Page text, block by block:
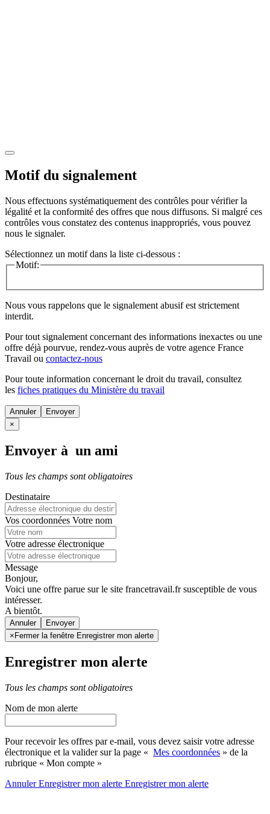
Motif du signalement
Nous effectuons systématiquement des contrôles pour vérifier la
légalité et la conformité des offres que nous diffusons. Si malgré ces
contrôles vous constatez des contenus inappropriés, vous pouvez
nous le signaler.
Sélectionnez un motif dans la liste ci-dessous :
Motif:
Nous vous rappelons que le signalement abusif est strictement
interdit.
Pour tout signalement concernant des informations inexactes ou une
offre déjà pourvue, rendez-vous auprès de votre agence France
Travail ou contactez-nous
Pour toute information concernant le droit du travail, consultez
les fiches pratiques du Ministère du travail
Annuler
×
Envoyer à un ami
Tous les champs sont obligatoires
Destinataire
Vos coordonnées Votre nom
Votre adresse électronique
Message
Bonjour,
Voici une offre parue sur le site francetravail.fr susceptible de vous
intéresser.
A bientôt.
Annuler
× Fermer la fenêtre Enregistrer mon alerte
Enregistrer mon alerte
Tous les champs sont obligatoires
Nom de mon alerte
Pour recevoir les offres par e-mail, vous devez saisir votre adresse
électronique et la valider sur la page « Mes coordonnées » de la
rubrique « Mon compte »
AnnulerEnregistrer mon alerte Enregistrermon alerte